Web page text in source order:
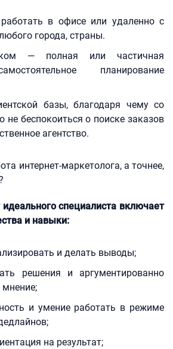
в офисе или удаленно с
города, страны.
— полная или частичная
планирование
базы, благодаря чему со
беспокоиться о поиске заказов
агентство.
интернет-маркетолога, а точнее,
специалиста включает
и навыки:
и делать выводы;
решения и аргументированно
мнение;
и умение работать в режиме
на результат;